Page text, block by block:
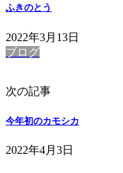
ふきのとう
2022年3月13日
ブログ
次の記事
今年初のカモシカ
2022年4月3日